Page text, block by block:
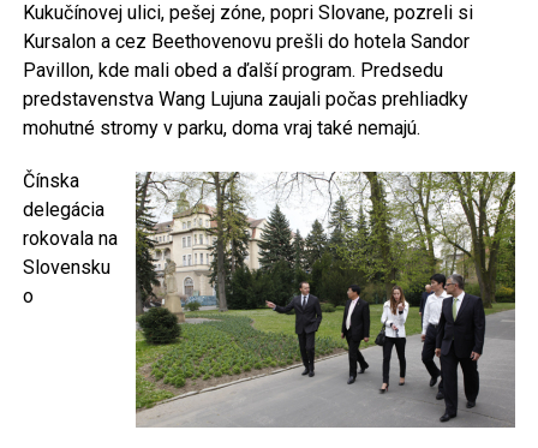
Kukučínovej ulici, pešej zóne, popri Slovane, pozreli si
Kursalon a cez Beethovenovu prešli do hotela Sandor
Pavillon, kde mali obed a ďalší program. Predsedu
predstavenstva Wang Lujuna zaujali počas prehliadky
mohutné stromy v parku, doma vraj také nemajú.
Čínska
delegácia
rokovala na
Slovensku
o